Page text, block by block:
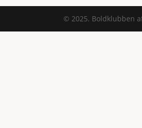
© 2025. Boldklubben